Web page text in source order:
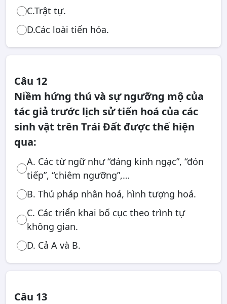
C.Trật tự.
D.Các loài tiến hóa.
Câu 12
Niềm hứng thú và sự ngưỡng mộ của
tác giả trước lịch sử tiến hoá của các
sinh vật trên Trái Đất được thể hiện
qua:
A. Các từ ngữ như “đáng kinh ngạc”, “đón
tiếp”, “chiêm ngưỡng”,…
B. Thủ pháp nhân hoá, hình tượng hoá.
C. Các triển khai bố cục theo trình tự
không gian.
D. Cả A và B.
Câu 13